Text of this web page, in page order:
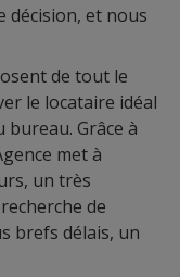
décision, et nous
de tout le
le locataire idéal
Grâce à
met à
un très
de
brefs délais, un